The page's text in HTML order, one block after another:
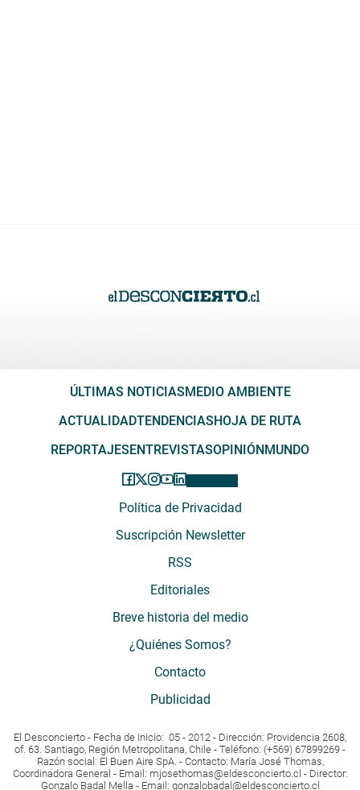
ÚLTIMAS NOTICIASMEDIO AMBIENTE
ACTUALIDADTENDENCIASHOJA DE RUTA
REPORTAJESENTREVISTASOPINIÓNMUNDO
Política de Privacidad
Suscripción Newsletter
RSS
Editoriales
Breve historia del medio
¿Quiénes Somos?
Contacto
Publicidad
El Desconcierto - Fecha de Inicio: 05 - 2012 - Dirección: Providencia 2608,
of. 63. Santiago, Región Metropolitana, Chile - Teléfono: (+569) 67899269 -
Razón social: El Buen Aire SpA. - Contacto: María José Thomas,
Coordinadora General - Email: mjosethomas@eldesconcierto.cl - Director:
Gonzalo Badal Mella - Email: gonzalobadal@eldesconcierto.cl